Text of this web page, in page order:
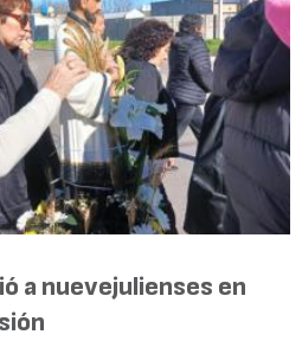
a nuevejulienses en